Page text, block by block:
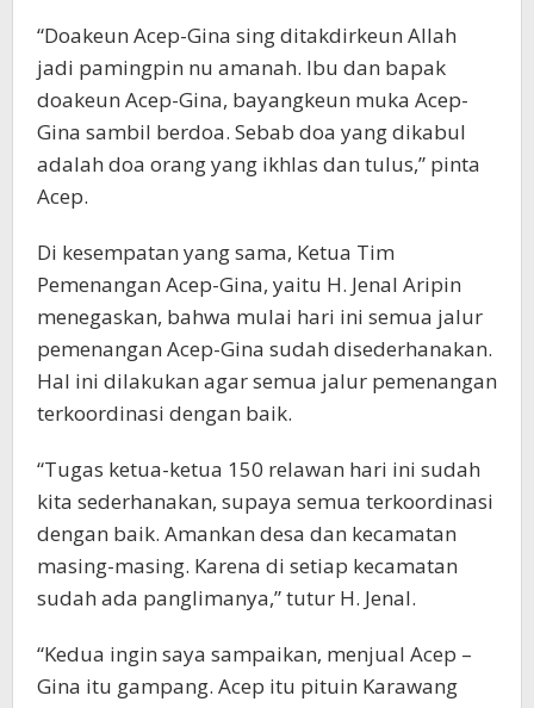
“Doakeun Acep-Gina sing ditakdirkeun Allah
jadi pamingpin nu amanah. Ibu dan bapak
doakeun Acep-Gina, bayangkeun muka Acep-
Gina sambil berdoa. Sebab doa yang dikabul
adalah doa orang yang ikhlas dan tulus,” pinta
Acep.
Di kesempatan yang sama, Ketua Tim
Pemenangan Acep-Gina, yaitu H. Jenal Aripin
menegaskan, bahwa mulai hari ini semua jalur
pemenangan Acep-Gina sudah disederhanakan.
Hal ini dilakukan agar semua jalur pemenangan
terkoordinasi dengan baik.
“Tugas ketua-ketua 150 relawan hari ini sudah
kita sederhanakan, supaya semua terkoordinasi
dengan baik. Amankan desa dan kecamatan
masing-masing. Karena di setiap kecamatan
sudah ada panglimanya,” tutur H. Jenal.
“Kedua ingin saya sampaikan, menjual Acep –
Gina itu gampang. Acep itu pituin Karawang